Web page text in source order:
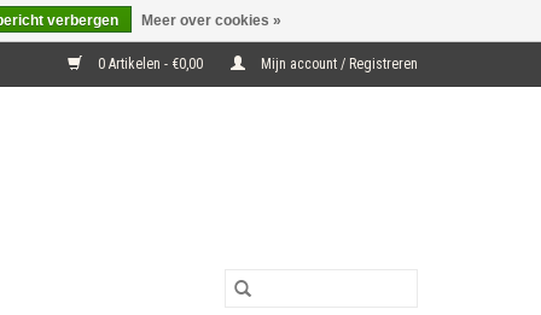
0 Artikelen - €0,00 Mijn account / Registreren
verbergen Meer over cookies »